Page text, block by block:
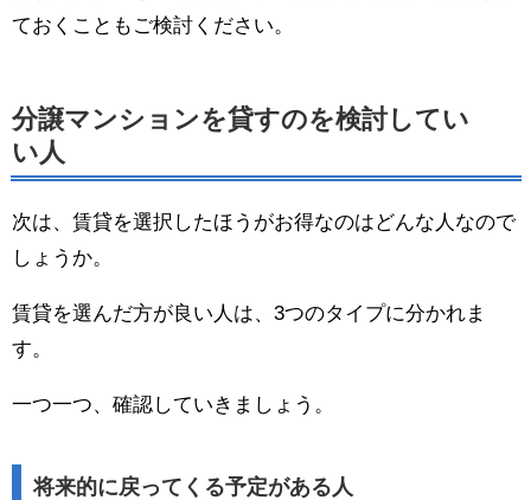
ておくこともご検討ください。
分譲マンションを貸すのを検討してい
い人
次は、賃貸を選択したほうがお得なのはどんな人なので
しょうか。
賃貸を選んだ方が良い人は、3つのタイプに分かれま
す。
一つ一つ、確認していきましょう。
将来的に戻ってくる予定がある人